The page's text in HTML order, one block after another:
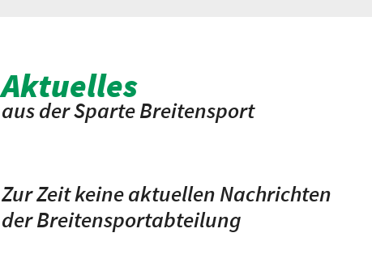
Aktuelles
aus der Sparte Breitensport
Zur Zeit keine aktuellen Nachrichten
der Breitensportabteilung